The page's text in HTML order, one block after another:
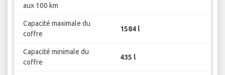
aux 100 km
Capacité maximale du
coffre
1584 l
Capacité minimale du
coffre
435 l